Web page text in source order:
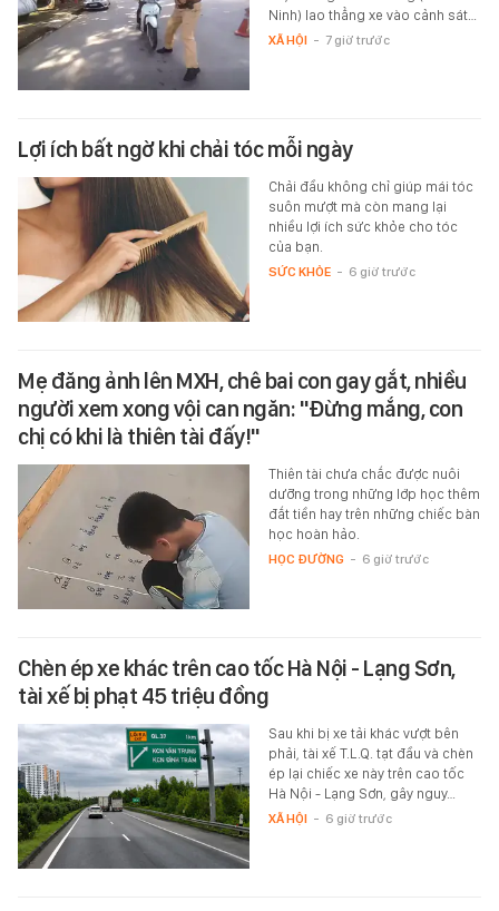
Ninh) lao thẳng xe vào cảnh sát…
XÃ HỘI - 7 giờ trước
Lợi ích bất ngờ khi chải tóc mỗi ngày
Chải đầu không chỉ giúp mái tóc
suôn mượt mà còn mang lại
nhiều lợi ích sức khỏe cho tóc
của bạn.
SỨC KHỎE - 6 giờ trước
Mẹ đăng ảnh lên MXH, chê bai con gay gắt, nhiều
người xem xong vội can ngăn: "Đừng mắng, con
chị có khi là thiên tài đấy!"
Thiên tài chưa chắc được nuôi
dưỡng trong những lớp học thêm
đắt tiền hay trên những chiếc bàn
học hoàn hảo.
HỌC ĐƯỜNG - 6 giờ trước
Chèn ép xe khác trên cao tốc Hà Nội - Lạng Sơn,
tài xế bị phạt 45 triệu đồng
Sau khi bị xe tải khác vượt bên
phải, tài xế T.L.Q. tạt đầu và chèn
ép lại chiếc xe này trên cao tốc
Hà Nội - Lạng Sơn, gây nguy…
XÃ HỘI - 6 giờ trước